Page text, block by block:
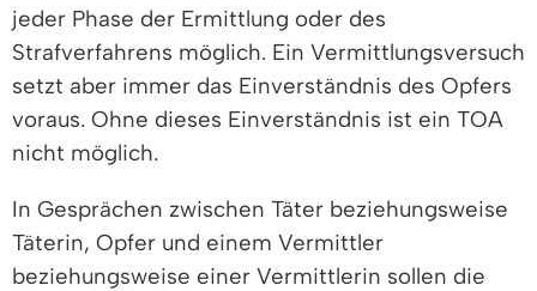
jeder Phase der Ermittlung oder des
Strafverfahrens möglich. Ein Vermittlungsversuch
setzt aber immer das Einverständnis des Opfers
voraus. Ohne dieses Einverständnis ist ein TOA
nicht möglich.
In Gesprächen zwischen Täter beziehungsweise
Täterin, Opfer und einem Vermittler
beziehungsweise einer Vermittlerin sollen die